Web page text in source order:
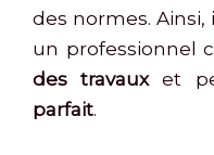
des normes.
un professionnel
des travauxet
parfait.